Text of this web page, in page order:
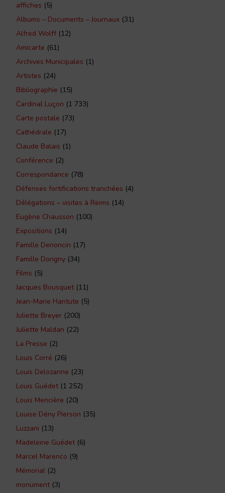
affiches (5)
Albums – Documents – Journaux (31)
Alfred Wolff (12)
Amicarte (61)
Archives Municipales (1)
Artistes (24)
Bibliographie (15)
Cardinal Luçon (1 733)
Carte postale (73)
Cathédrale (17)
Claude Balais (1)
Conférence (2)
Correspondance (78)
Défenses fortifications tranchées (4)
Délégations – visites à Reims (14)
Eugène Chausson (100)
Expositions (14)
Famille Denoncin (17)
Famille Dorigny (34)
Films (5)
Jacques Bousquet(11)
Jean-Marie Hantute (5)
Juliette Breyer (200)
Juliette Maldan (22)
La Presse (2)
Louis Corré (26)
Louis Delozanne (23)
Louis Guédet(1 252)
Louis Mencière (20)
Louise Dény Pierson (35)
Luzzani (13)
Madeleine Guédet(6)
Marcel Marenco (9)
Mémorial (2)
monument(3)